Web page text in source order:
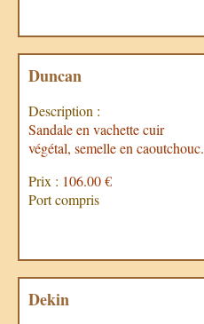
Duncan
Description :
Sandale en vachette cuir
végétal, semelle en caoutchouc.
Prix : 106.00 €
Port compris
Dekin